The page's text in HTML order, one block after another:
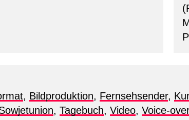
, Bildproduktion, Fernsehsender,
, Tagebuch, Video, Voice-